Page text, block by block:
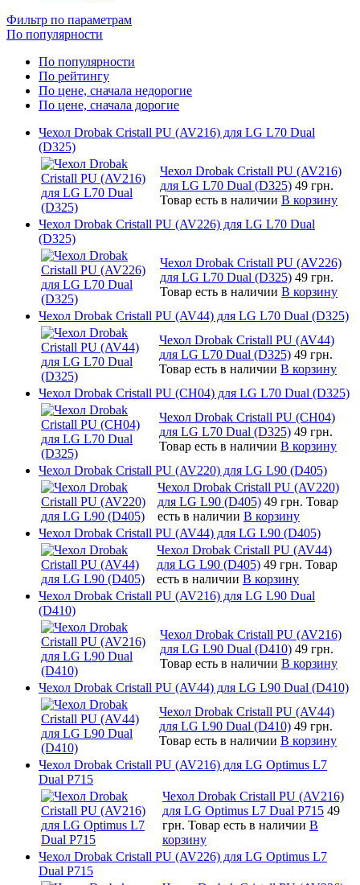
Фильтр по параметрам
По популярности
По популярности
По рейтингу
По цене, сначала недорогие
По цене, сначала дорогие
Чехол Drobak Cristall PU (AV216) для LG L70 Dual
(D325)
Чехол Drobak Cristall PU (AV216)
для LG L70 Dual (D325) 49 грн.
Товар есть в наличии В корзину
Чехол Drobak Cristall PU (AV226) для LG L70 Dual
(D325)
Чехол Drobak Cristall PU (AV226)
для LG L70 Dual (D325) 49 грн.
Товар есть в наличии В корзину
Чехол Drobak Cristall PU (AV44) для LG L70 Dual (D325)
Чехол Drobak Cristall PU (AV44)
для LG L70 Dual (D325) 49 грн.
Товар есть в наличии В корзину
Чехол Drobak Cristall PU (CH04) для LG L70 Dual (D325)
Чехол Drobak Cristall PU (CH04)
для LG L70 Dual (D325) 49 грн.
Товар есть в наличии В корзину
Чехол Drobak Cristall PU (AV220) для LG L90 (D405)
Чехол Drobak Cristall PU (AV220)
для LG L90 (D405) 49 грн. Товар
есть в наличии В корзину
Чехол Drobak Cristall PU (AV44) для LG L90 (D405)
Чехол Drobak Cristall PU (AV44)
для LG L90 (D405) 49 грн. Товар
есть в наличии В корзину
Чехол Drobak Cristall PU (AV216) для LG L90 Dual
(D410)
Чехол Drobak Cristall PU (AV216)
для LG L90 Dual (D410) 49 грн.
Товар есть в наличии В корзину
Чехол Drobak Cristall PU (AV44) для LG L90 Dual (D410)
Чехол Drobak Cristall PU (AV44)
для LG L90 Dual (D410) 49 грн.
Товар есть в наличии В корзину
Чехол Drobak Cristall PU (AV216) для LG Optimus L7
Dual P715
Чехол Drobak Cristall PU (AV216)
для LG Optimus L7 Dual P715 49
грн. Товар есть в наличии В
корзину
Чехол Drobak Cristall PU (AV226) для LG Optimus L7
Dual P715